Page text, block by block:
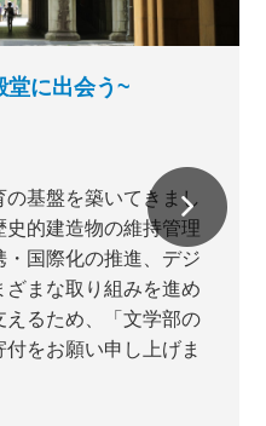
堂に出会う~
基盤を築いてきまし
的建造物の維持管理
国際化の推進、デジ
まな取り組みを進め
えるため、「文学部の
をお願い申し上げま